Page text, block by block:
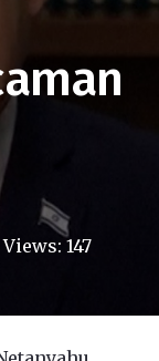
Views:147